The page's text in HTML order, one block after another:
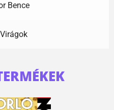
Bence